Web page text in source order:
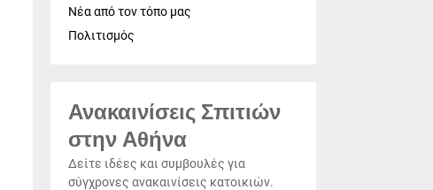
Νέα από τον τόπο μας
Πολιτισμός
Ανακαινίσεις Σπιτιών
στην Αθήνα
Δείτε ιδέες και συμβουλές για
σύγχρονες ανακαινίσεις κατοικιών.